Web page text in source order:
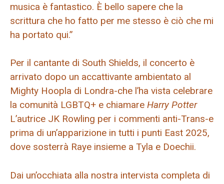
musica è fantastico. È bello sapere che la
scrittura che ho fatto per me stesso è ciò che mi
ha portato qui.”
Per il cantante di South Shields, il concerto è
arrivato dopo un accattivante ambientato al
Mighty Hoopla di Londra-che l’ha vista celebrare
la comunità LGBTQ+ e chiamare Harry Potter
L’autrice JK Rowling per i commenti anti-Trans-e
prima di un’apparizione in tutti i punti East 2025,
dove sosterrà Raye insieme a Tyla e Doechii.
Dai un’occhiata alla nostra intervista completa di